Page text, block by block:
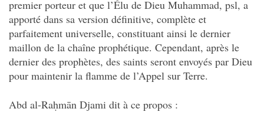
premier porteur et que l’Élu de Dieu Muhammad, psl, a
apporté dans sa version définitive, complète et
parfaitement universelle, constituant ainsi le dernier
maillon de la chaîne prophétique. Cependant, après le
dernier des prophètes, des saints seront envoyés par Dieu
pour maintenir la flamme de l’Appel sur Terre.
Abd al-Raḥmān Djami dit à ce propos :